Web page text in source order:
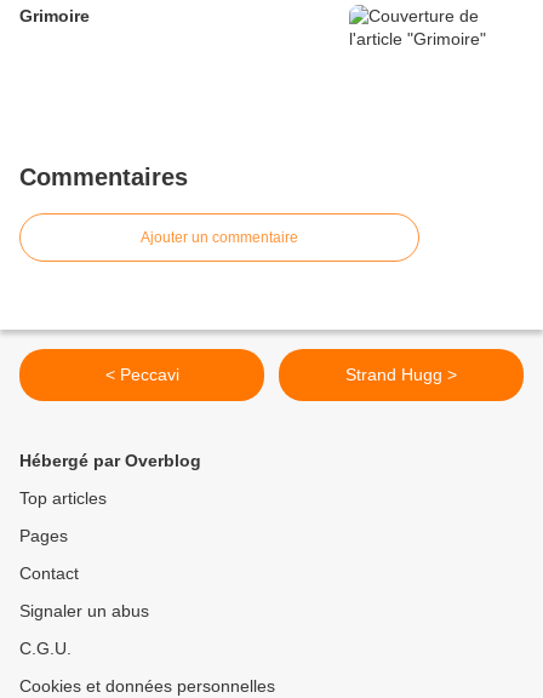
Grimoire
Commentaires
Ajouter un commentaire
< Peccavi Strand Hugg >
Hébergé par Overblog
Top articles
Pages
Contact
Signaler un abus
C.G.U.
Cookies et données personnelles